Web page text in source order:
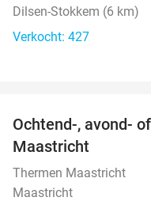
Dilsen-Stokkem (6 km)
Verkocht: 427
Ochtend-, avond-
Maastricht
Thermen Maastricht
Maastricht